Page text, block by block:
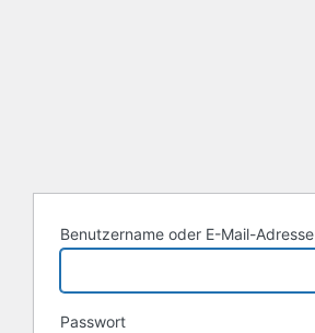
Benutzername oder E-Mail-Adresse
Passwort